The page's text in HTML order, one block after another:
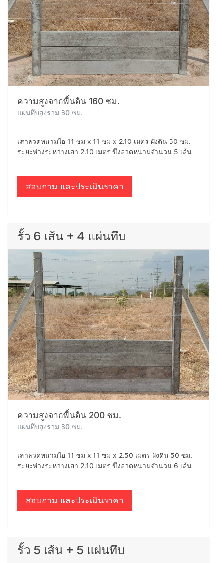
ความสูงจากพื้นดิน 160 ซม.
แผ่นทึบสูงรวม 60 ซม.
เสาลวดหนามไอ 11 ซม x 11 ซม x 2.10 เมตร ฝังดิน 50 ซม.
ระยะห่างระหว่างเสา 2.10 เมตร ขึงลวดหนามจำนวน 5 เส้น
สอบถาม และประเมินราคา
รั้ว 6 เส้น + 4 แผ่นทึบ
ความสูงจากพื้นดิน 200 ซม.
แผ่นทึบสูงรวม 80 ซม.
เสาลวดหนามไอ 11 ซม x 11 ซม x 2.50 เมตร ฝังดิน 50 ซม.
ระยะห่างระหว่างเสา 2.10 เมตร ขึงลวดหนามจำนวน 6 เส้น
สอบถาม และประเมินราคา
รั้ว 5 เส้น + 5 แผ่นทึบ